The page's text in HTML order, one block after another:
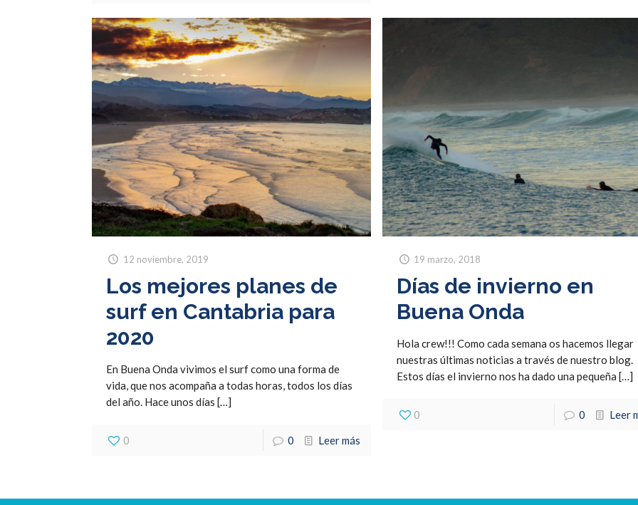
12 noviembre, 2019
Los mejores planes de
surf en Cantabria para
2020
En Buena Onda vivimos el surf como una forma de
vida, que nos acompaña a todas horas, todos los días
del año. Hace unos días […]
0 0 Leer más
19 marzo, 2018
Días de invierno en
Buena Onda
Hola crew!!! Como cada semana os hacemos llegar
nuestras últimas noticias a través de nuestro blog.
Estos días el invierno nos ha dado una pequeña […]
0 0 Leer